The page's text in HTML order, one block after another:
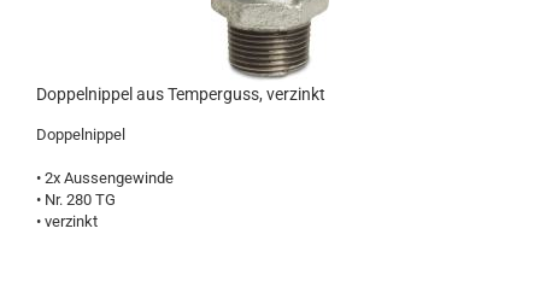
Doppelnippel aus Temperguss, verzinkt
Doppelnippel
• 2x Aussengewinde
• Nr. 280 TG
• verzinkt